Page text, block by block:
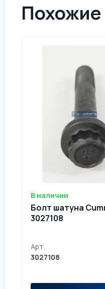
Похожие
В наличии
Болт шатуна
3027108
Арт.
3027108